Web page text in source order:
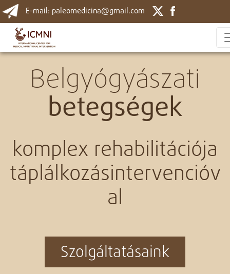
E-mail: paleomedicina@gmail.com
Belgyógyászati
betegségek
komplex rehabilitációja
táplálkozásintervencióv
al
Szolgáltatásaink